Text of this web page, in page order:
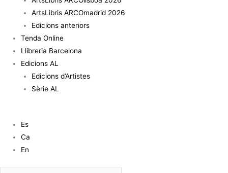
ArtsLibris ARCOmadrid 2026
Edicions anteriors
Tenda Online
Llibreria Barcelona
Edicions AL
Edicions d’Artistes
Sèrie AL
Es
Ca
En